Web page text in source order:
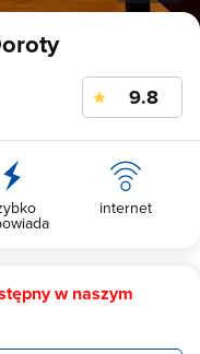
9.8
internet
w naszym